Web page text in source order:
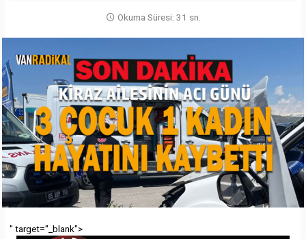
Okuma Süresi: 31 sn.
" target="_blank">